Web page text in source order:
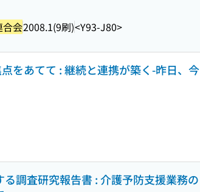
合会2008.1(9刷)<Y93-J80>
をあてて : 継続と連携が築く-昨日、今
調査研究報告書 : 介護予防支援業務の